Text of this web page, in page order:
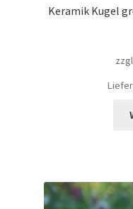
Keramik Kugel